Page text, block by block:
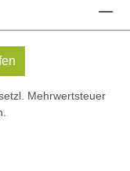
Mehrwertsteuer